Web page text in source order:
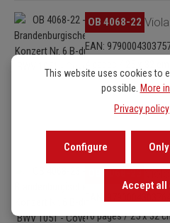
Skip image gallery OB 4068-22
EAN:
OB 4068-23
10 pages / 25 x 32
This website uses cookies to
possible. More
Privacy policy
Configure
Accept all